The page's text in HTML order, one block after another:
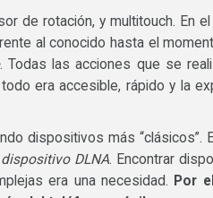
de rotación, y multitouch. En el
al conocido hasta el
. Todas las acciones que se
era accesible, rápido y la
dispositivos más “clásicos”.
DLNA. Encontrar
era una necesidad. Por